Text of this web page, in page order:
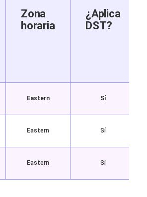
Zona
horaria
¿Aplica
DST?
Eastern Sí
Eastern Sí
Eastern Sí